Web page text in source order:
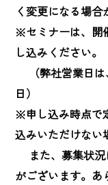
く変更になる場合
※セミナーは、開
し込みください。
（弊社営業日は
日）
※申し込み時点で
込みいただけない
また、募集状況
がございます。あ